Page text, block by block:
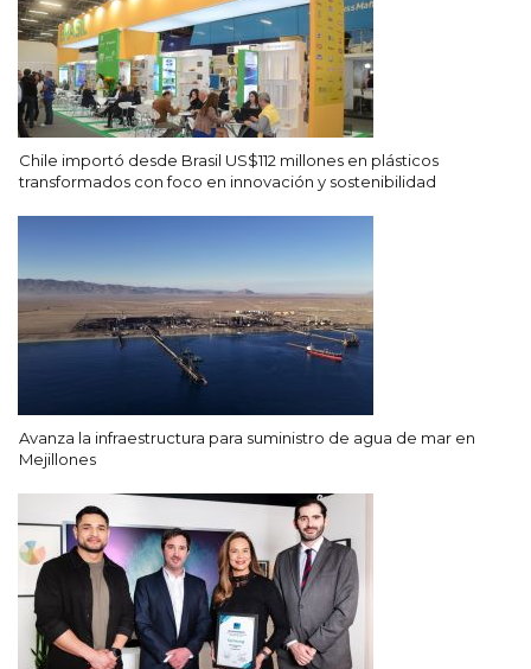
Chile importó desde Brasil US$112 millones en plásticos
transformados con foco en innovación y sostenibilidad
Avanza la infraestructura para suministro de agua de mar en
Mejillones